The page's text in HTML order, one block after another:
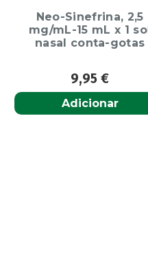
Neo-Sinefrina, 2,5
mg/mL-15 mL x 1 sol
nasal conta-gotas
9,95€
Adicionar